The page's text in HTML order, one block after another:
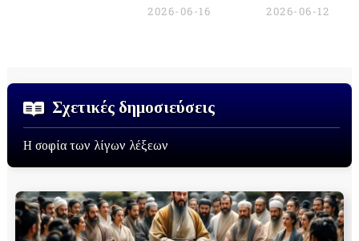
2026-06-16 2026-06-12
Σχετικές δημοσιεύσεις
Η σοφία των λίγων λέξεων